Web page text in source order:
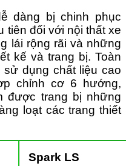
dàng bị chinh phục
tiên đối với nội thất xe
lái rộng rãi và những
kế và trang bị. Toàn
dụng chất liệu cao
chỉnh cơ 6 hướng,
được trang bị những
loạt các trang thiết
Spark LS